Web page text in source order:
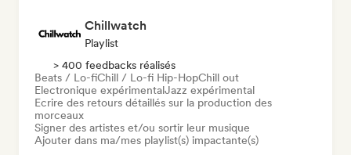
Chillwatch
Playlist
> 400 feedbacks réalisés
Beats / Lo-fiChill / Lo-fi Hip-HopChill out
Electronique expérimentalJazz expérimental
Ecrire des retours détaillés sur la production des
morceaux
Signer des artistes et/ou sortir leur musique
Ajouter dans ma/mes playlist(s) impactante(s)